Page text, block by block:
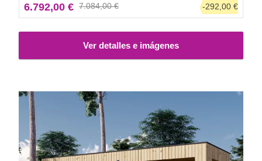
a sus amigos y disfruten juntos de buenos momentos!
Para su mayor comodidad, también se encuentra
disponible una versión aislada de este modelo.
6.792,00 € 7.084,00 € -292,00 €
Ver detalles e imágenes